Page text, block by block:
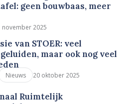
geen bouwbaas, meer
november 2025
van STOER: veel
maar ook nog veel
Nieuws 20 oktober 2025
Ruimtelijk